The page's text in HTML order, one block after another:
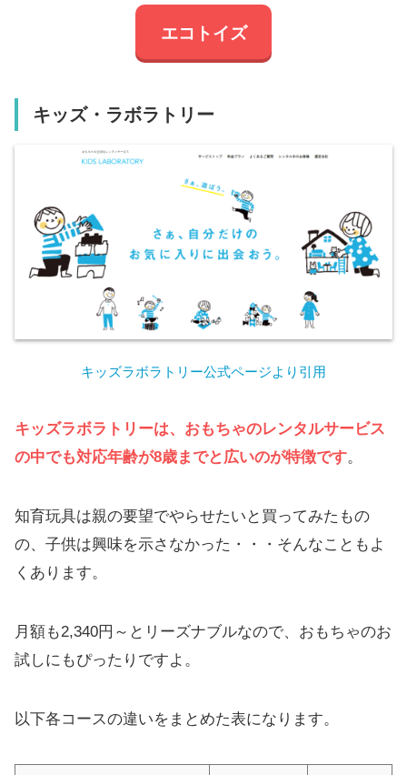
エコトイズ
キッズ・ラボラトリー
キッズラボラトリー公式ページより引用
キッズラボラトリーは、おもちゃのレンタルサービス
の中でも対応年齢が8歳までと広いのが特徴です。
知育玩具は親の要望でやらせたいと買ってみたもの
の、子供は興味を示さなかった・・・そんなこともよ
くあります。
月額も2,340円～とリーズナブルなので、おもちゃのお
試しにもぴったりですよ。
以下各コースの違いをまとめた表になります。